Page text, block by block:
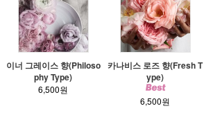
이너 그레이스 향(Philoso
phy Type)
6,500원
카나비스 로즈 향(Fresh T
ype)
6,500원